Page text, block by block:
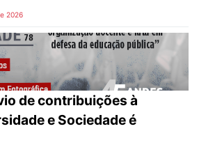
2026
de contribuições à
e Sociedade é